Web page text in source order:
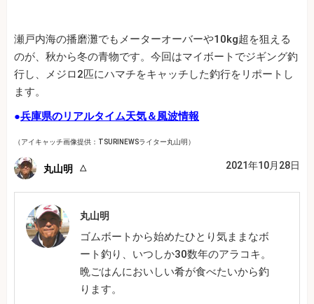
瀬戸内海の播磨灘でもメーターオーバーや10kg超を狙える
のが、秋から冬の青物です。今回はマイボートでジギング釣
行し、メジロ2匹にハマチをキャッチした釣行をリポートし
ます。
●兵庫県のリアルタイム天気＆風波情報
（アイキャッチ画像提供：TSURINEWSライター丸山明）
丸山明 2021年10月28日
丸山明
ゴムボートから始めたひとり気ままなボ
ート釣り、いつしか30数年のアラコキ。
晩ごはんにおいしい肴が食べたいから釣
ります。